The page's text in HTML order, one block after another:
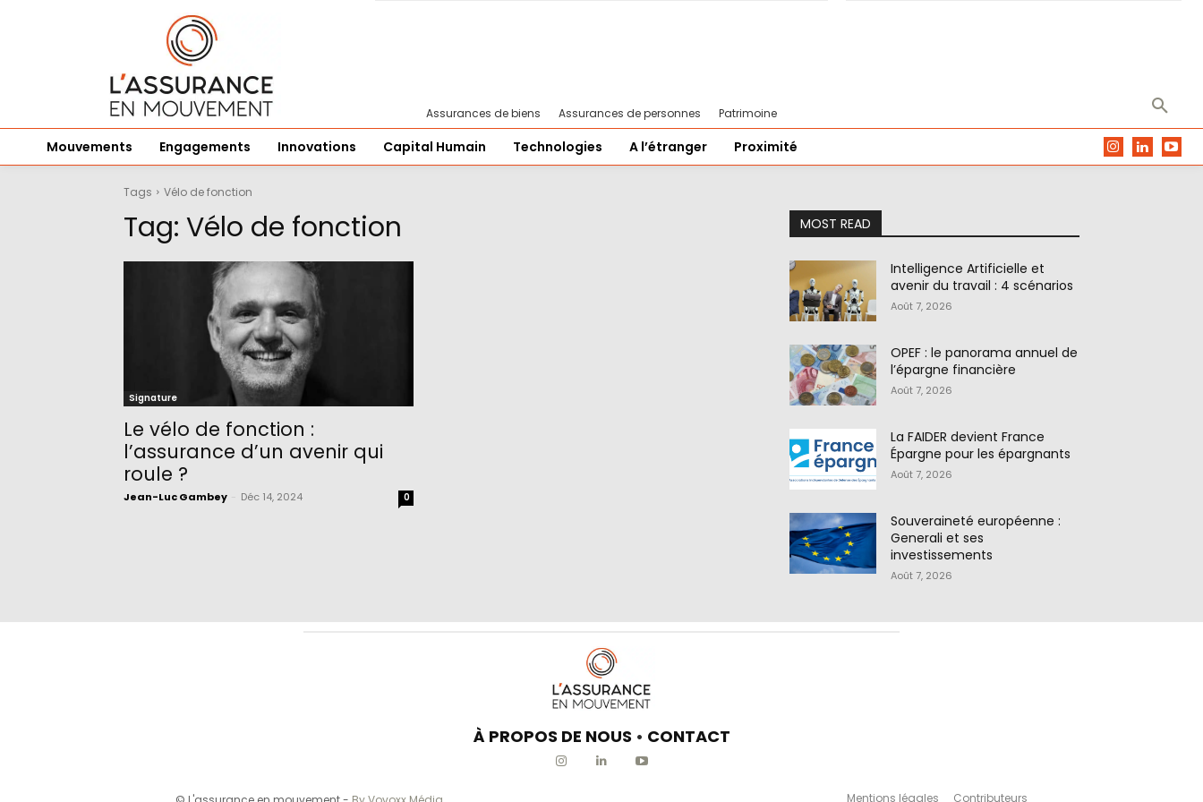
Assurances de biens Assurances de personnes Patrimoine
Mouvements Engagements Innovations Capital Humain Technologies A l’étranger Proximité
Tags Vélo de fonction
Tag: Vélo de fonction
Signature
Le vélo de fonction :
l’assurance d’un avenir qui
roule ?
Jean-Luc Gambey Déc 14, 2024 0
MOST READ
Intelligence Artificielle et
avenir du travail : 4 scénarios
Août 7, 2026
OPEF : le panorama annuel de
l’épargne financière
Août 7, 2026
La FAIDER devient France
Épargne pour les épargnants
Août 7, 2026
Souveraineté européenne :
Generali et ses
investissements
Août 7, 2026
À PROPOS DE NOUS • CONTACT
Mentions légales Contributeurs